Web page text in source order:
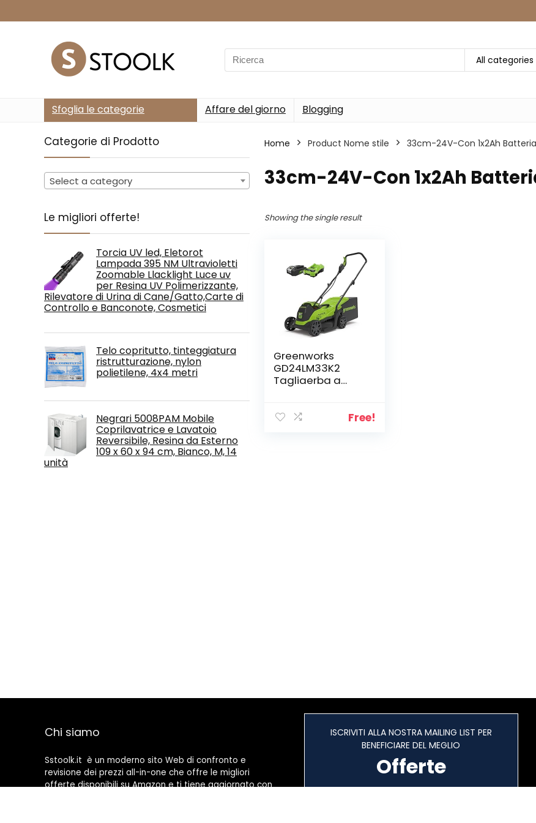
Search
for:
All categories
Sfoglia le categorie Affare del giorno Blogging
Categorie di Prodotto
Select a category
Le migliori offerte!
Torcia UV led, Eletorot
Lampada 395 NM Ultravioletti
Zoomable Llacklight Luce uv
per Resina UV Polimerizzante,
Rilevatore di Urina di Cane/Gatto,Carte di
Controllo e Banconote, Cosmetici
Telo copritutto, tinteggiatura
ristrutturazione, nylon
polietilene, 4x4 metri
Negrari 5008PAM Mobile
Coprilavatrice e Lavatoio
Reversibile, Resina da Esterno
109 x 60 x 94 cm, Bianco, M, 14
unità
Home Product Nome stile 33cm-24V-Con 1x2Ah Batteria
33cm-24V-Con 1x2Ah
Showing the single result
Greenworks
GD24LM33K2
Tagliaerba a
per Piccoli PratiFree!
Chi siamo
Sstoolk.it è un moderno sito Web di confronto e
revisione dei prezzi all-in-one che offre le migliori
offerte disponibili su Amazon e ti tiene aggiornato con
ISCRIVITI ALLA NOSTRA MAILING LIST PER
BENEFICIARE DEL MEGLIO
Offerte